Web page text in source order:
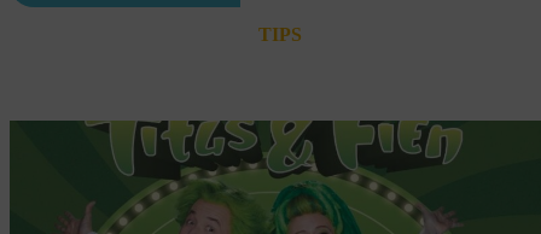
TIPS